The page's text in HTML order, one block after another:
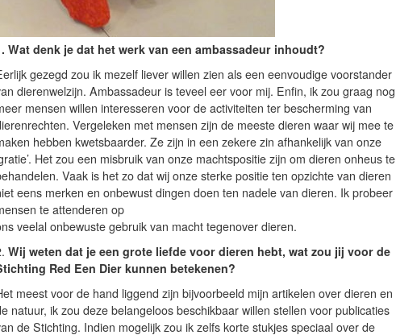
Wat denk je dat het werk van een ambassadeur inhoudt?
gezegd zou ik mezelf liever willen zien als een eenvoudige voorstander
dierenwelzijn. Ambassadeur is teveel eer voor mij. Enfin, ik zou graag nog
mensen willen interesseren voor de activiteiten ter bescherming van
Vergeleken met mensen zijn de meeste dieren waar wij mee te
hebben kwetsbaarder. Ze zijn in een zekere zin afhankelijk van onze
Het zou een misbruik van onze machtspositie zijn om dieren onheus te
Vaak is het zo dat wij onze sterke positie ten opzichte van dieren
eens merken en onbewust dingen doen ten nadele van dieren. Ik probeer
te attenderen op
veelal onbewuste gebruik van macht tegenover dieren.
Wij weten dat je een grote liefde voor dieren hebt, wat zou jij voor de
Red Een Dier kunnen betekenen?
meest voor de hand liggend zijn bijvoorbeeld mijn artikelen over dieren en
natuur, ik zou deze belangeloos beschikbaar willen stellen voor publicaties
de Stichting. Indien mogelijk zou ik zelfs korte stukjes speciaal over de